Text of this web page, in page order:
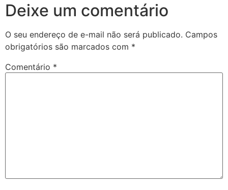
Deixe um comentário
O seu endereço de e-mail não será publicado. Campos
obrigatórios são marcados com *
Comentário *